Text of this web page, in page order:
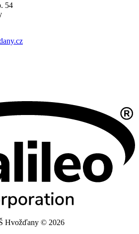
54
Hvožďany © 2026